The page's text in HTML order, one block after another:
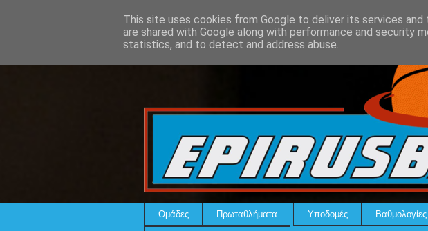
Ομάδες Πρωταθλήματα Υποδομές Βαθμολογίες
This site uses cookies from Google to deliver its services
are shared with Google along with performance and security
statistics, and to detect and address abuse.